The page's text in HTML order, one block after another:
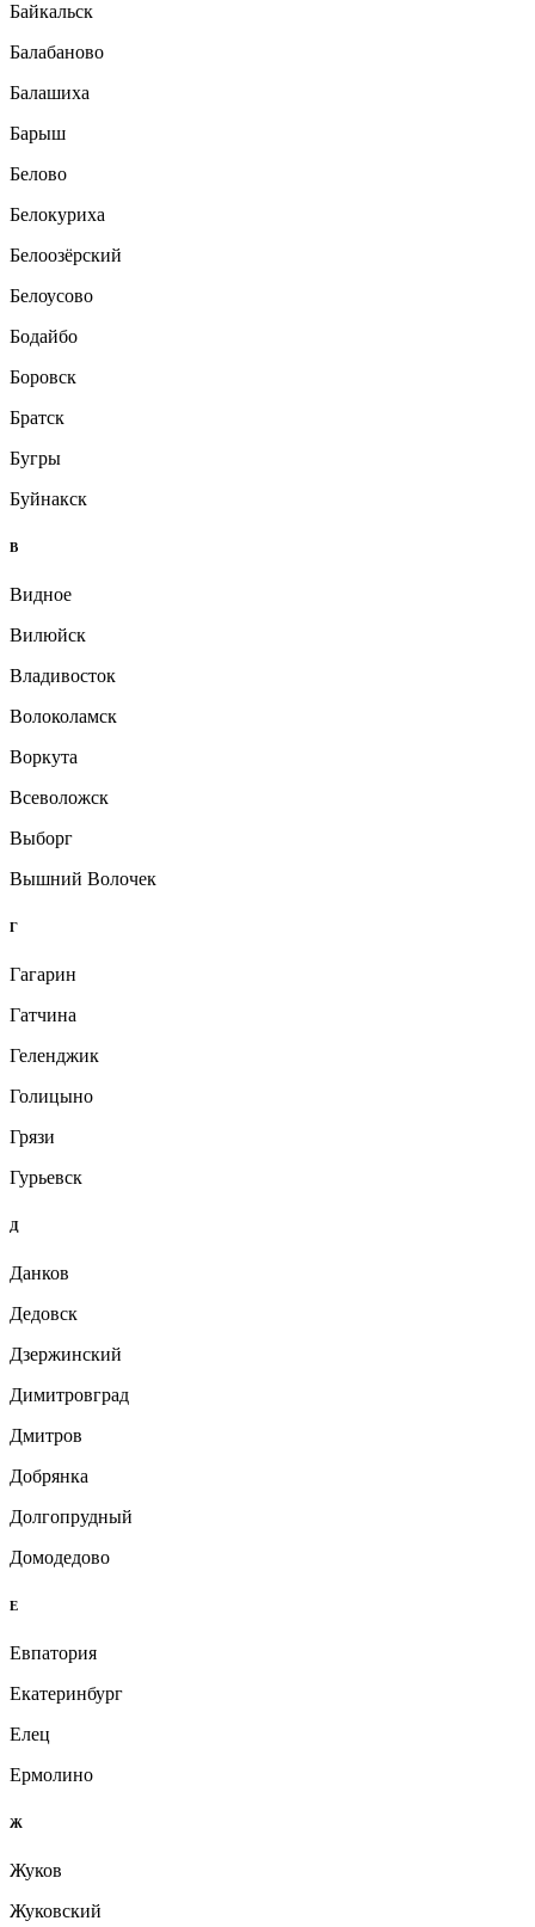
Байкальск
Балабаново
Балашиха
Барыш
Белово
Белокуриха
Белоозёрский
Белоусово
Бодайбо
Боровск
Братск
Бугры
Буйнакск
В
Видное
Вилюйск
Владивосток
Волоколамск
Воркута
Всеволожск
Выборг
Вышний Волочек
Г
Гагарин
Гатчина
Геленджик
Голицыно
Грязи
Гурьевск
Д
Данков
Дедовск
Дзержинский
Димитровград
Дмитров
Добрянка
Долгопрудный
Домодедово
Е
Евпатория
Екатеринбург
Елец
Ермолино
Ж
Жуков
Жуковский